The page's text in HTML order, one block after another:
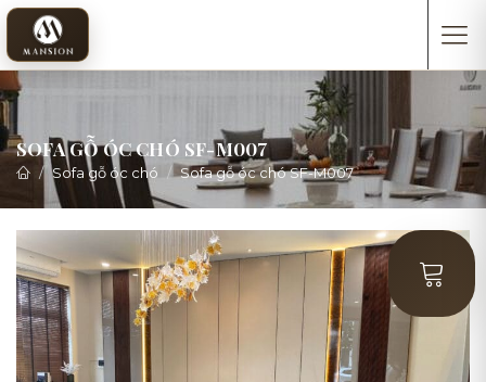
SOFA GỖ ÓC CHÓ SF-M007
Sofa gỗ óc chó Sofa gỗ óc chó SF-M007